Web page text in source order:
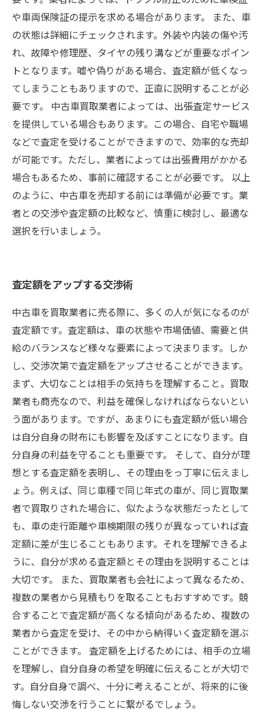
や車両保険証の提示を求める場合があります。 また、車
の状態は詳細にチェックされます。外装や内装の傷や汚
れ、故障や修理歴、タイヤの残り溝などが重要なポイン
トとなります。嘘や偽りがある場合、査定額が低くなっ
てしまうこともありますので、正直に説明することが必
要です。 中古車買取業者によっては、出張査定サービス
を提供している場合もあります。この場合、自宅や職場
などで査定を受けることができますので、効率的な売却
が可能です。ただし、業者によっては出張費用がかかる
場合もあるため、事前に確認することが必要です。 以上
のように、中古車を売却する前には準備が必要です。業
者との交渉や査定額の比較など、慎重に検討し、最適な
選択を行いましょう。
査定額をアップする交渉術
中古車を買取業者に売る際に、多くの人が気になるのが
査定額です。査定額は、車の状態や市場価値、需要と供
給のバランスなど様々な要素によって決まります。しか
し、交渉次第で査定額をアップさせることができます。
まず、大切なことは相手の気持ちを理解すること。買取
業者も商売なので、利益を確保しなければならないとい
う面があります。ですが、あまりにも査定額が低い場合
は自分自身の財布にも影響を及ぼすことになります。自
分自身の利益を守ることも重要です。 そして、自分が理
想とする査定額を表明し、その理由をっ丁寧に伝えまし
ょう。例えば、同じ車種で同じ年式の車が、同じ買取業
者で買取りされた場合に、似たような状態だったとして
も、車の走行距離や車検期限の残りが異なっていれば査
定額に差が生じることもあります。それを理解できるよ
うに、自分が求める査定額とその理由を説明することは
大切です。 また、買取業者も会社によって異なるため、
複数の業者から見積もりを取ることもおすすめです。競
合することで査定額が高くなる傾向があるため、複数の
業者から査定を受け、その中から納得いく査定額を選ぶ
ことができます。 査定額を上げるためには、相手の立場
を理解し、自分自身の希望を明確に伝えることが大切で
す。自分自身で調べ、十分に考えることが、将来的に後
悔しない交渉を行うことに繋がるでしょう。